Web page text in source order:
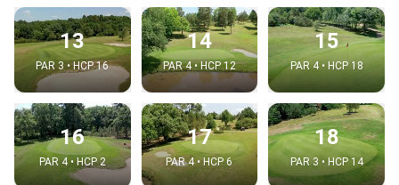
13
PAR 3 • HCP 16
14
PAR 4 • HCP 12
15
PAR 4 • HCP 18
16
PAR 4 • HCP 2
17
PAR 4 • HCP 6
18
PAR 3 • HCP 14